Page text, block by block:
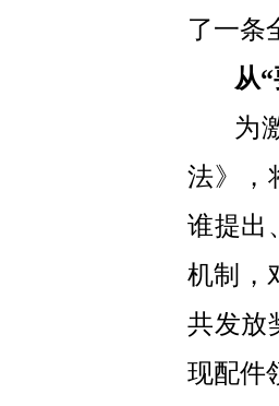
了一条
从
为
法》，
谁提出
机制，
共发放
现配件